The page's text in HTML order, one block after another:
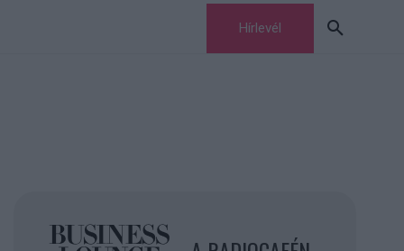
Hírlevél